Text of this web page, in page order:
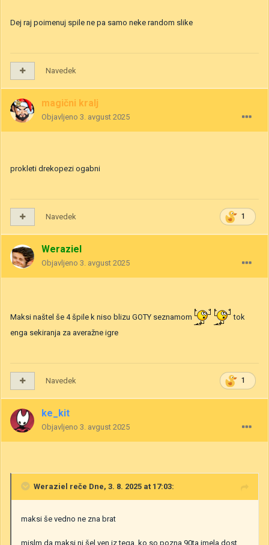
Dej raj poimenuj spile ne pa samo neke random slike
Navedek
magični kralj
Objavljeno 3. avgust 2025
prokleti drekopezi ogabni
1
Navedek
Weraziel
Objavljeno 3. avgust 2025
Maksi naštel še 4 špile k niso blizu GOTY seznamom
tok
enga sekiranja za averažne igre
1
Navedek
ke_kit
Objavljeno 3. avgust 2025
Weraziel reče Dne, 3. 8. 2025 at 17:03:
maksi še vedno ne zna brat
mislm da maksi ni šel ven iz tega, ko so pozna 90ta imela dost